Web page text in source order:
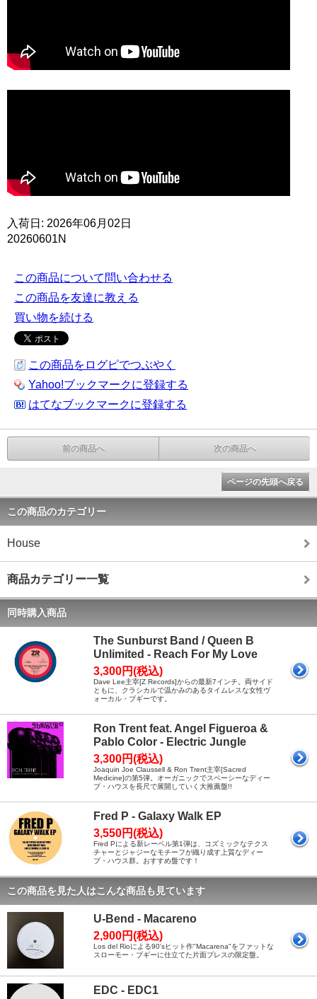
入荷日: 2026年06月02日
20260601N
この商品について問い合わせる
この商品を友達に教える
買い物を続ける
この商品をログピでつぶやく
Yahoo!ブックマークに登録する
はてなブックマークに登録する
前の商品へ 次の商品へ
ページの先頭へ戻る
この商品のカテゴリー
House
商品カテゴリー一覧
同時購入商品
The Sunburst Band / Queen B
Unlimited - Reach For My Love
3,300円(税込)
Dave Lee主宰[Z Records]からの最新7インチ。両サイド
ともに、クラシカルで温かみのあるタイムレスな女性ヴ
ォーカル・ブギーです。
Ron Trent feat. Angel Figueroa &
Pablo Color - Electric Jungle
3,300円(税込)
Joaquin Joe Claussell & Ron Trent主宰[Sacred
Medicine]の第5弾。オーガニックでスペーシーなディー
プ・ハウスを長尺で展開していく大推薦盤!!
Fred P - Galaxy Walk EP
3,550円(税込)
Fred Pによる新レーベル第1弾は、コズミックなテクス
チャーとジャジーなモチーフが織り成す上質なディー
プ・ハウス群。おすすめ盤です！
この商品を見た人はこんな商品も見ています
U-Bend - Macareno
2,900円(税込)
Los del Rioによる90'sヒット作"Macarena"をファットな
スローモー・ブギーに仕立てた片面プレスの限定盤。
EDC - EDC1